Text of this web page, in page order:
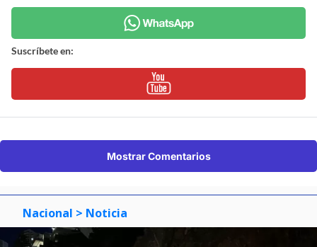
Suscríbete en:
Mostrar Comentarios
Nacional > Noticia